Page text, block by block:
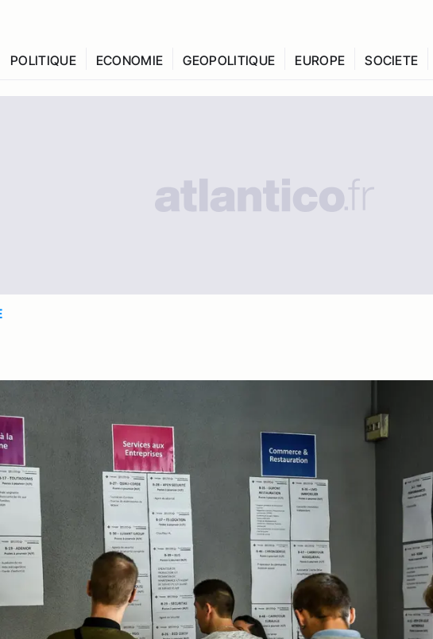
POLITIQUE ECONOMIE GEOPOLITIQUE EUROPE SOCIETE